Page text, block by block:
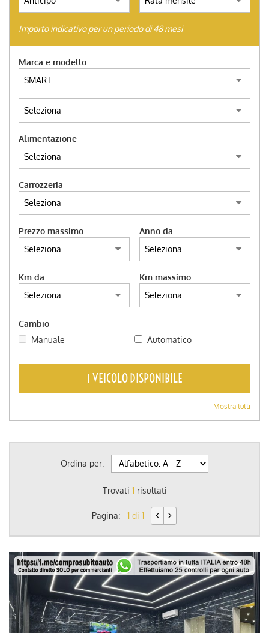
AUTO SU ORDINAZIONE
ACQUISTIAMO USATO
TROVA LA TUA AUTO
ENGLISH
FRANÇAIS
Importo indicativo per un periodo di 48 mesi
Marca e modello
Alimentazione
Carrozzeria
Prezzo massimo Anno da
Km da Km massimo
Cambio
Manuale
Automatico
1 VEICOLO DISPONIBILE
Mostra tutti
Ordina per:
Trovati 1risultati
Pagina:1 di 1